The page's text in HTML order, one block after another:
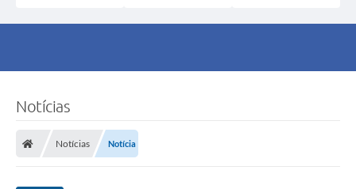
Notícias
Notícias Notícia